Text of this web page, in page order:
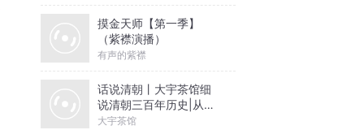
摸金天师【第一季】
（紫襟演播）
有声的紫襟
话说清朝丨大宇茶馆细
说清朝三百年历史|从努
尔哈赤到末代皇帝溥仪|
大宇茶馆